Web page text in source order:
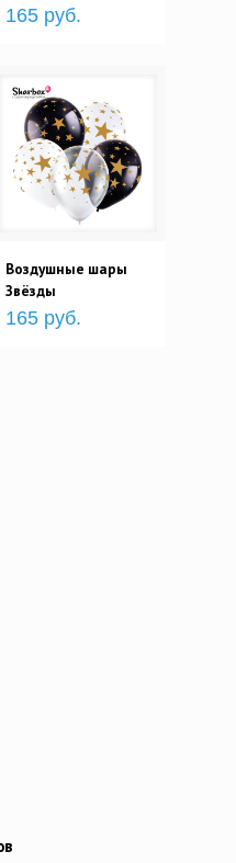
165 руб.
Воздушные шары
Звёзды
165 руб.